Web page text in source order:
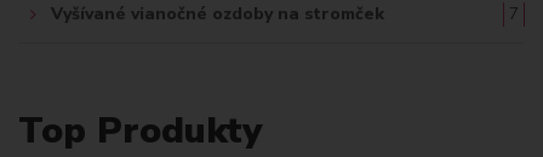
Vyšívané vianočné ozdoby na stromček 7
Top Produkty